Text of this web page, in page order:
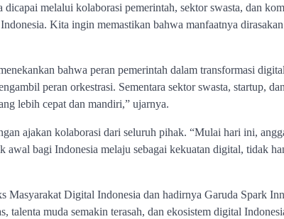
dicapai melalui kolaborasi pemerintah, sektor swasta, dan
Kita ingin memastikan bahwa manfaatnya
bahwa peran pemerintah dalam transformasi
peran orkestrasi. Sementara sektor swasta, startup,
lebih cepat dan mandiri,” ujarnya.
ajakan kolaborasi dari seluruh pihak. “Mulai hari ini,
awal bagi Indonesia melaju sebagai kekuatan digital, tidak
Masyarakat Digital Indonesia dan hadirnya Garuda Spark
talenta muda semakin terasah, dan ekosistem digital